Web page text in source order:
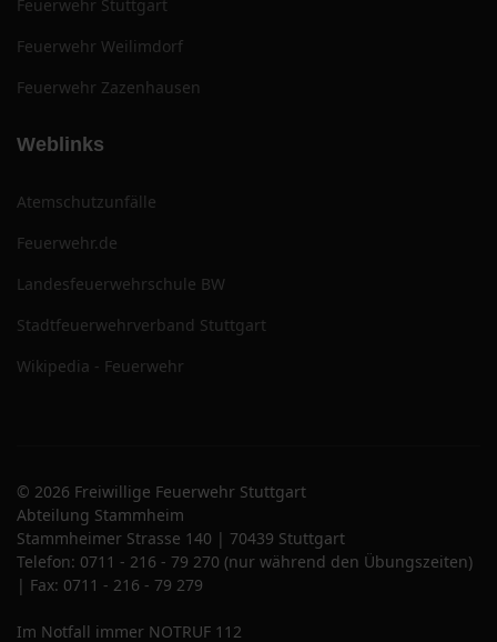
Feuerwehr Stuttgart
Feuerwehr Weilimdorf
Feuerwehr Zazenhausen
Weblinks
Atemschutzunfälle
Feuerwehr.de
Landesfeuerwehrschule BW
Stadtfeuerwehrverband Stuttgart
Wikipedia - Feuerwehr
© 2026 Freiwillige Feuerwehr Stuttgart
Abteilung Stammheim
Stammheimer Strasse 140 | 70439 Stuttgart
Telefon: 0711 - 216 - 79 270 (nur während den Übungszeiten)
| Fax: 0711 - 216 - 79 279
Im Notfall immer NOTRUF 112